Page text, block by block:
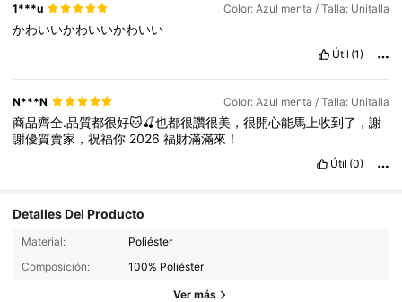
1***u Color: Azul menta / Talla: Unitalla
かわいいかわいいかわいい
Útil (1)
N***N Color: Azul menta / Talla: Unitalla
商品齊全.品質都很好🐱🍒也都很讚很美，很開心能馬上收到了，謝
謝優質賣家，祝福你 2026福財滿滿來！
Útil (0)
Detalles Del Producto
Material:
Poliéster
Composición:
100% Poliéster
Ver más
72K Seguidores
4,89 72K Seguidores